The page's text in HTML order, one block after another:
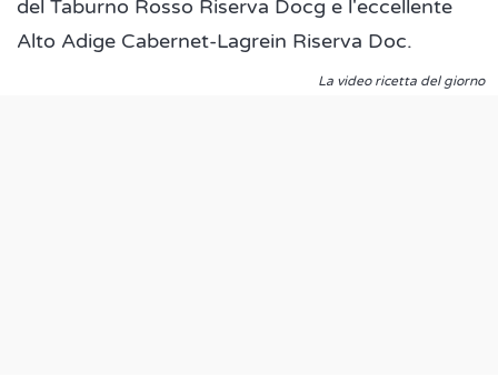
del Taburno Rosso Riserva Docg e l'eccellente
Alto Adige Cabernet-Lagrein Riserva Doc.
La video ricetta del giorno